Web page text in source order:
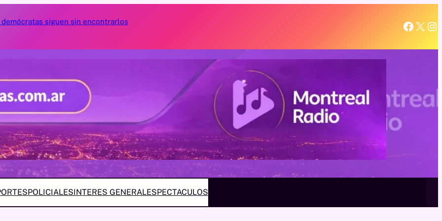
siguen sin encontrarlos
Las razones del sugestivo cambio de postura de Candela Arizaga y los
Facebook X Instagram
POLICIALESINTERES GENERALESPECTACULOS